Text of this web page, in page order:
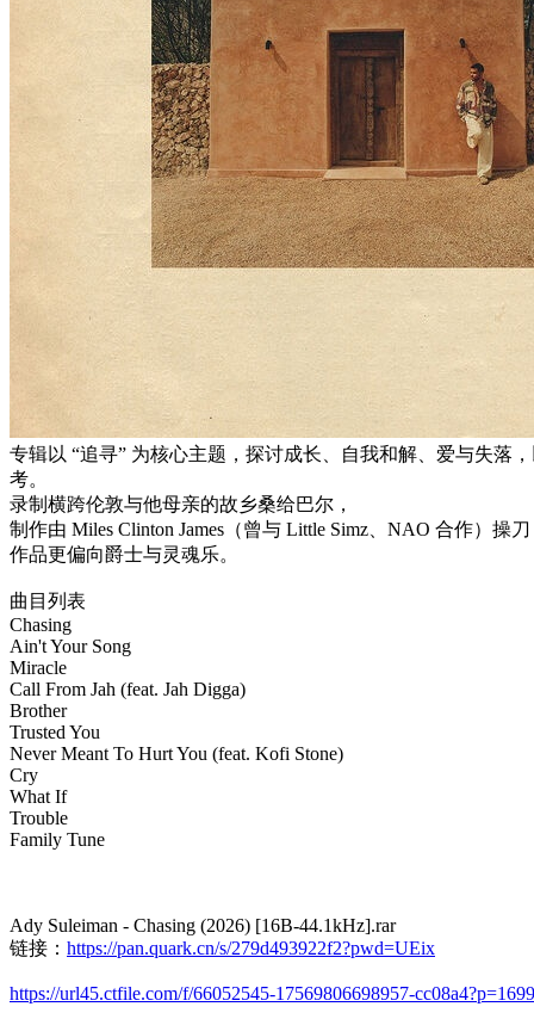
专辑以 “追寻” 为核心主题，探讨成长、自我和解、爱与失落
考。
录制横跨伦敦与他母亲的故乡桑给巴尔，
制作由 Miles Clinton James（曾与 Little Simz、NAO 合作）操
作品更偏向爵士与灵魂乐。
曲目列表
Chasing
Ain't Your Song
Miracle
Call From Jah (feat. Jah Digga)
Brother
Trusted You
Never Meant To Hurt You (feat. Kofi Stone)
Cry
What If
Trouble
Family Tune
Ady Suleiman - Chasing (2026) [16B-44.1kHz].rar
链接： https://pan.quark.cn/s/279d493922f2?pwd=UEix
https://url45.ctfile.com/f/66052545-17569806698957-cc08a4?p=1699